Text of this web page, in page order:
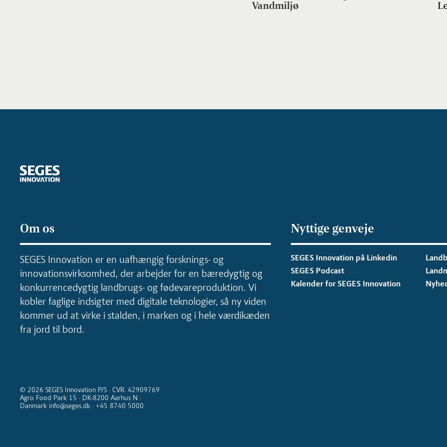
Vandmiljø
Om os
SEGES Innovation er en uafhængig forsknings- og
innovationsvirksomhed, der arbejder for en bæredygtig og
konkurrencedygtig landbrugs- og fødevareproduktion. Vi
kobler faglige indsigter med digitale teknologier, så ny viden
kommer ud at virke i stalden, i marken og i hele værdikæden
fra jord til bord.
Nyttige genveje
SEGES Innovation på Linkedin
SEGES Podcast
Kalender for SEGES Innovation
© 2026 SEGES Innovation P/S · CVR. 42909769
Agro Food Park 15 · DK-8200 Aarhus N ·
Danmark info@seges.dk · +45 8740 5000